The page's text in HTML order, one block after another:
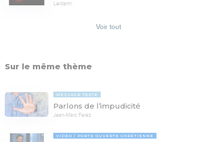
Lerdami .
Voir tout
Sur le même thème
MESSAGE TEXTE
Parlons de l’impudicité
Jean-Marc Ferez
VIDÉO PORTE OUVERTE CHRÉTIENNE